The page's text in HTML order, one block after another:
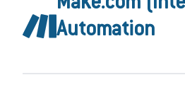
Make.com
Automation